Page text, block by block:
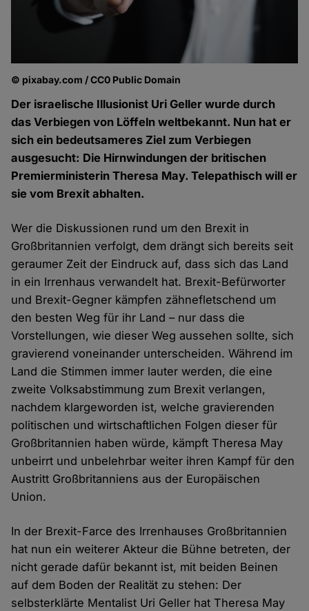
© pixabay.com / CC0 Public Domain
Der israelische Illusionist Uri Geller wurde durch
das Verbiegen von Löffeln weltbekannt. Nun hat er
sich ein bedeutsameres Ziel zum Verbiegen
ausgesucht: Die Hirnwindungen der britischen
Premierministerin Theresa May. Telepathisch will er
sie vom Brexit abhalten.
Wer die Diskussionen rund um den Brexit in
Großbritannien verfolgt, dem drängt sich bereits seit
geraumer Zeit der Eindruck auf, dass sich das Land
in ein Irrenhaus verwandelt hat. Brexit-Befürworter
und Brexit-Gegner kämpfen zähnefletschend um
den besten Weg für ihr Land – nur dass die
Vorstellungen, wie dieser Weg aussehen sollte, sich
gravierend voneinander unterscheiden. Während im
Land die Stimmen immer lauter werden, die eine
zweite Volksabstimmung zum Brexit verlangen,
nachdem klargeworden ist, welche gravierenden
politischen und wirtschaftlichen Folgen dieser für
Großbritannien haben würde, kämpft Theresa May
unbeirrt und unbelehrbar weiter ihren Kampf für den
Austritt Großbritanniens aus der Europäischen
Union.
In der Brexit-Farce des Irrenhauses Großbritannien
hat nun ein weiterer Akteur die Bühne betreten, der
nicht gerade dafür bekannt ist, mit beiden Beinen
auf dem Boden der Realität zu stehen: Der
selbsterklärte Mentalist Uri Geller hat Theresa May